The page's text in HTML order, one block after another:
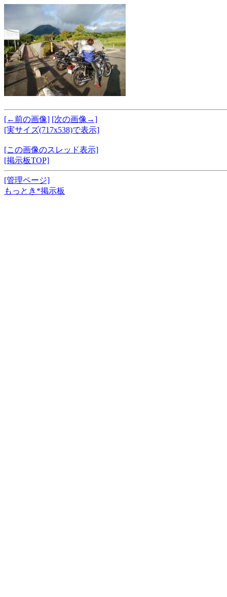
[←前の画像] [次の画像→]
[実サイズ(717x538)で表示]
[この画像のスレッド表示]
[掲示板TOP]
[管理ページ]
もっとき*掲示板